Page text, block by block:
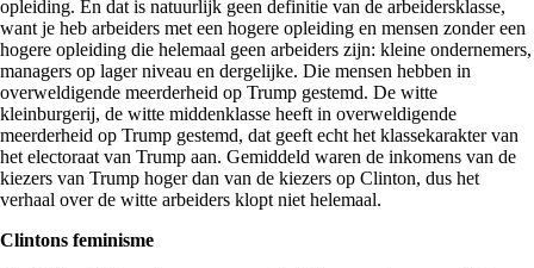
opleiding. En dat is natuurlijk geen definitie van de arbeidersklasse,
want je heb arbeiders met een hogere opleiding en mensen zonder een
hogere opleiding die helemaal geen arbeiders zijn: kleine ondernemers,
managers op lager niveau en dergelijke. Die mensen hebben in
overweldigende meerderheid op Trump gestemd. De witte
kleinburgerij, de witte middenklasse heeft in overweldigende
meerderheid op Trump gestemd, dat geeft echt het klassekarakter van
het electoraat van Trump aan. Gemiddeld waren de inkomens van de
kiezers van Trump hoger dan van de kiezers op Clinton, dus het
verhaal over de witte arbeiders klopt niet helemaal.
Clintons feminisme